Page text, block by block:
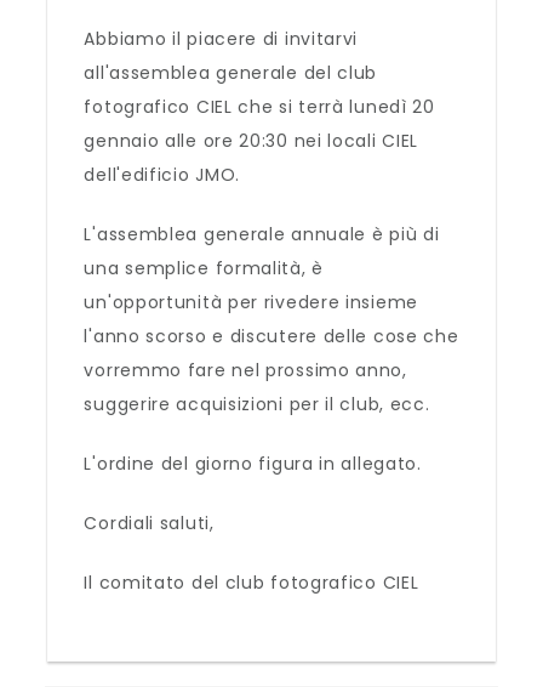
Abbiamo il piacere di invitarvi
all'assemblea generale del club
fotografico CIEL che si terrà lunedì 20
gennaio alle ore 20:30 nei locali CIEL
dell'edificio JMO.
L'assemblea generale annuale è più di
una semplice formalità, è
un'opportunità per rivedere insieme
l'anno scorso e discutere delle cose che
vorremmo fare nel prossimo anno,
suggerire acquisizioni per il club, ecc.
L'ordine del giorno figura in allegato.
Cordiali saluti,
Il comitato del club fotografico CIEL